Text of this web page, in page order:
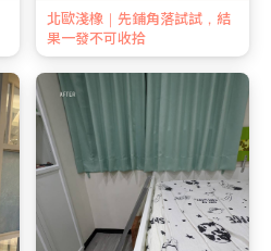
北歐淺橡｜先鋪角落試試，結
果一發不可收拾